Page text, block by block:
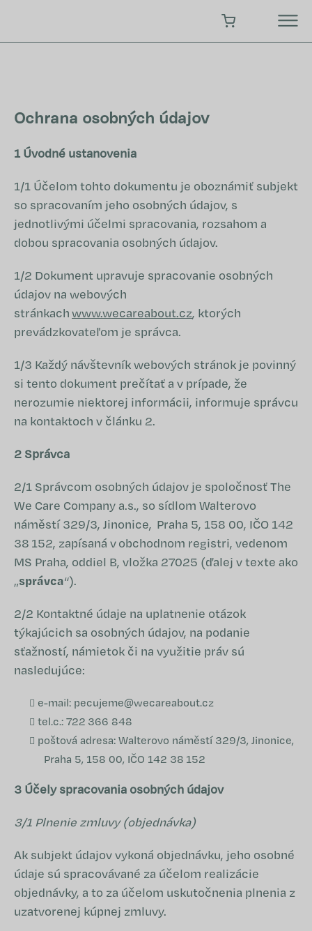
obsah
NÁKUPNÝ KOŠÍK
Ochrana osobných údajov
1 Úvodné ustanovenia
1/1 Účelom tohto dokumentu je oboznámiť subjekt
so spracovaním jeho osobných údajov, s
jednotlivými účelmi spracovania, rozsahom a
dobou spracovania osobných údajov.
1/2 Dokument upravuje spracovanie osobných
údajov na webových
stránkachwww.wecareabout.cz, ktorých
prevádzkovateľom je správca.
1/3 Každý návštevník webových stránok je povinný
si tento dokument prečítať a v prípade, že
nerozumie niektorej informácii, informuje správcu
na kontaktoch v článku 2.
2 Správca
2/1 Správcom osobných údajov je spoločnosť The
We Care Company a.s., so sídlom Walterovo
náměstí 329/3, Jinonice, Praha 5, 158 00, IČO 142
38 152, zapísaná v obchodnom registri, vedenom
MS Praha, oddiel B, vložka 27025 (ďalej v texte ako
„správca“).
2/2 Kontaktné údaje na uplatnenie otázok
týkajúcich sa osobných údajov, na podanie
sťažností, námietok či na využitie práv sú
nasledujúce:
e-mail: pecujeme@wecareabout.cz
tel.c.:722 366 848
poštová adresa: Walterovo náměstí 329/3, Jinonice,
Praha 5, 158 00, IČO 142 38 152
3 Účely spracovania osobných údajov
3/1 Plnenie zmluvy (objednávka)
Ak subjekt údajov vykoná objednávku, jeho osobné
údaje sú spracovávané za účelom realizácie
objednávky, a to za účelom uskutočnenia plnenia z
uzatvorenej kúpnej zmluvy.